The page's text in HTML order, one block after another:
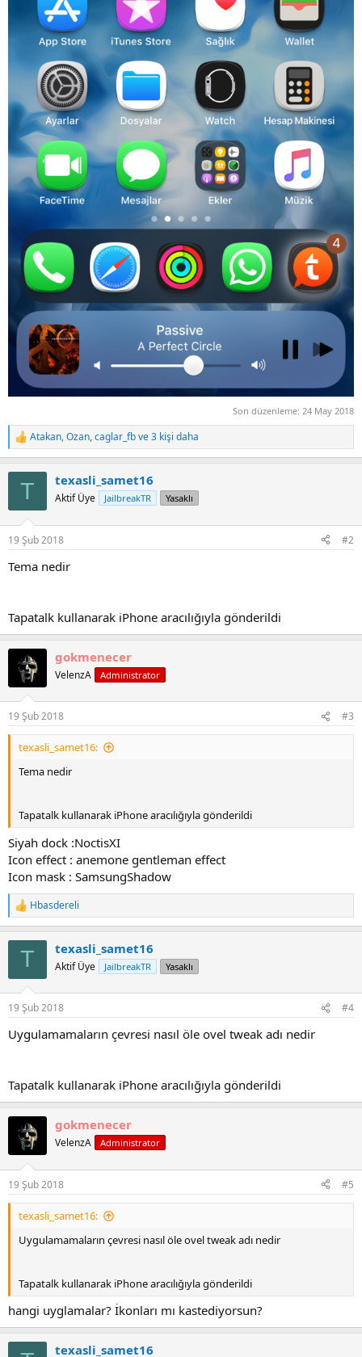
Son düzenleme: 24 May 2018
R
e
s
Atakan,Ozan,caglar_fbve 3 kişi daha
T texasli_samet16
Aktif Üye JailbreakTR Yasaklı
19 Şub 2018 #2
Tema nedir
Tapatalk kullanarak iPhone aracılığıyla gönderildi
gokmenecer
VelenzA Administrator
19 Şub 2018 #3
texasli_samet16:
Tema nedir
Tapatalk kullanarak iPhone aracılığıyla gönderildi
Siyah dock :NoctisXI
Icon effect : anemone gentleman effect
Icon mask : SamsungShadow
R
e
n
s
Hbasdereli
T texasli_samet16
Aktif Üye JailbreakTR Yasaklı
19 Şub 2018 #4
Uygulamamaların çevresi nasıl öle ovel tweak adı nedir
Tapatalk kullanarak iPhone aracılığıyla gönderildi
gokmenecer
VelenzA Administrator
19 Şub 2018 #5
texasli_samet16:
Uygulamamaların çevresi nasıl öle ovel tweak adı nedir
Tapatalk kullanarak iPhone aracılığıyla gönderildi
hangi uyglamalar? İkonları mı kastediyorsun?
texasli_samet16